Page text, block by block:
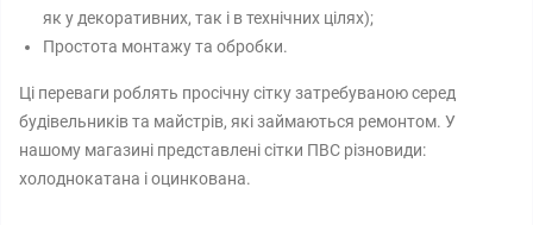
як у декоративних, так і в технічних цілях);
Простота монтажу та обробки.
Ці переваги роблять просічну сітку затребуваною серед
будівельників та майстрів, які займаються ремонтом. У
нашому магазині представлені​ сітки ПВС різновиди:
холоднокатана і оцинкована.